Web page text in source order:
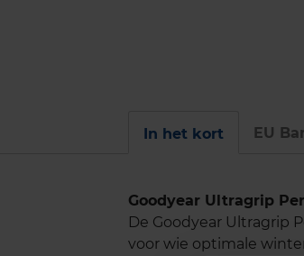
In het kort EU
Goodyear Ultragrip
De Goodyear Ultragrip
voor wie optimale